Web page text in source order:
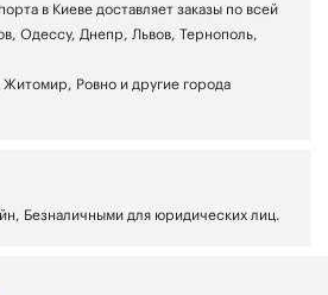
в Киеве доставляет заказы по всей
Одессу, Днепр, Львов, Тернополь,
Ровно и другие города
Безналичными для юридических лиц.